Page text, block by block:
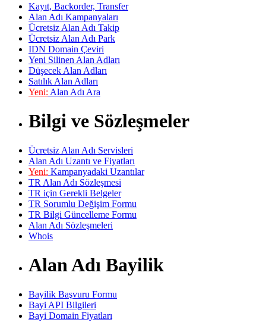
Kayıt, Backorder, Transfer
Alan Adı Kampanyaları
Ücretsiz Alan Adı Takip
Ücretsiz Alan Adı Park
IDN Domain Çeviri
Yeni Silinen Alan Adları
Düşecek Alan Adları
Satılık Alan Adları
Yeni: Alan Adı Ara
Bilgi ve Sözleşmeler
Ücretsiz Alan Adı Servisleri
Alan Adı Uzantı ve Fiyatları
Yeni: Kampanyadaki Uzantılar
TR Alan Adı Sözleşmesi
TR için Gerekli Belgeler
TR Sorumlu Değişim Formu
TR Bilgi Güncelleme Formu
Alan Adı Sözleşmeleri
Whois
Alan Adı Bayilik
Bayilik Başvuru Formu
Bayi API Bilgileri
Bayi Domain Fiyatları